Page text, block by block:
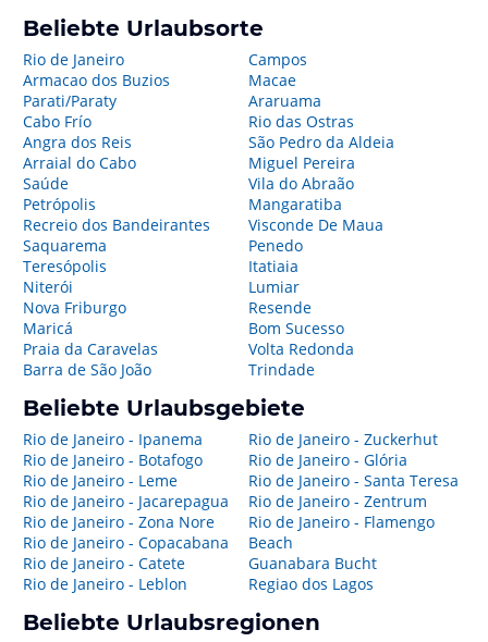
Beliebte Urlaubsorte
Rio de Janeiro
Armacao dos Buzios
Parati/Paraty
Cabo Frío
Angra dos Reis
Arraial do Cabo
Saúde
Petrópolis
Recreio dos Bandeirantes
Saquarema
Teresópolis
Niterói
Nova Friburgo
Maricá
Praia da Caravelas
Barra de São João
Campos
Macae
Araruama
Rio das Ostras
São Pedro da Aldeia
Miguel Pereira
Vila do Abraão
Mangaratiba
Visconde De Maua
Penedo
Itatiaia
Lumiar
Resende
Bom Sucesso
Volta Redonda
Trindade
Beliebte Urlaubsgebiete
Rio de Janeiro - Ipanema
Rio de Janeiro - Botafogo
Rio de Janeiro - Leme
Rio de Janeiro - Jacarepagua
Rio de Janeiro - Zona Nore
Rio de Janeiro - Copacabana
Rio de Janeiro - Catete
Rio de Janeiro - Leblon
Rio de Janeiro - Zuckerhut
Rio de Janeiro - Glória
Rio de Janeiro - Santa Teresa
Rio de Janeiro - Zentrum
Rio de Janeiro - Flamengo
Beach
Guanabara Bucht
Regiao dos Lagos
Beliebte Urlaubsregionen